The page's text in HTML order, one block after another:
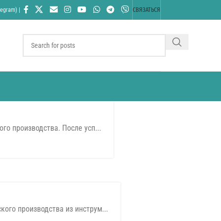
| СВЯЗАТЬСЯ
производства. После усп...
производства из инструм...